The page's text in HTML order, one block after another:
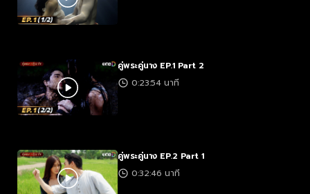
คู่พระคู่นาง EP.1 Part 2
0:23:54 นาที
คู่พระคู่นาง EP.2 Part 1
0:32:46 นาที